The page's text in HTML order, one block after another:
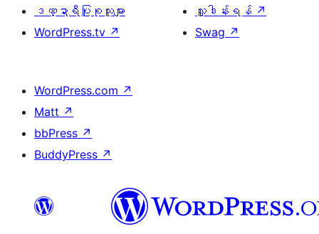
ဒဏ္ဍာရီပြုစုသူများ
WordPress.tv ↗
လှူဒါန်းရန် ↗
Swag ↗
WordPress.com ↗
Matt ↗
bbPress ↗
BuddyPress ↗